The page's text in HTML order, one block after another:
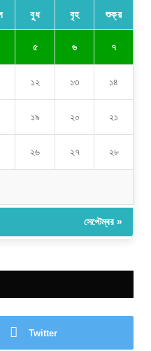
বুধ বৃহ শুক্র
৫ ৬ ৭
১২ ১৩ ১৪
১৯ ২০ ২১
২৬ ২৭ ২৮
সেপ্টেম্বর »
Twitter